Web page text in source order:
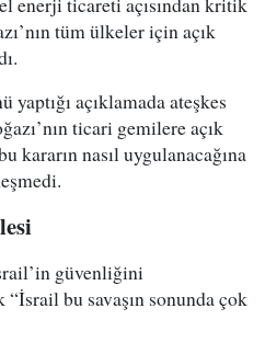
tüm ülkeler için açık
açıklamada ateşkes
ticari gemilere açık
kararın nasıl uygulanacağına
güvenliğini
bu savaşın sonunda çok